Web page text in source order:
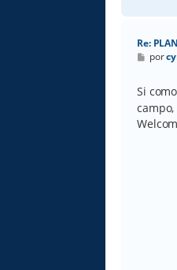
Re:
M
e
s
a
j
e
por
Si